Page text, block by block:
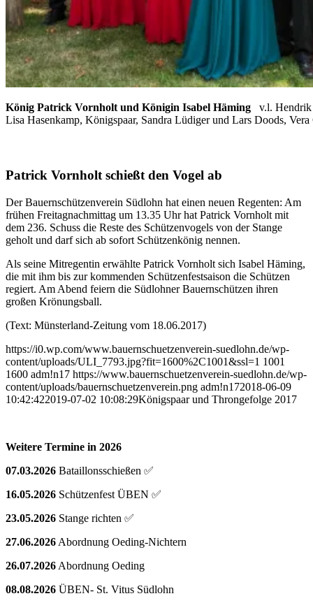
König Patrick Vornholt und Königin Isabel Häming
v.l.
Lisa Hasenkamp, Königspaar, Sandra Lüdiger und Lars Doods,
Patrick Vornholt schießt den Vogel ab
Der Bauernschützenverein Südlohn hat einen neuen Regenten: Am
frühen Freitagnachmittag um 13.35 Uhr hat Patrick Vornholt mit
dem 236. Schuss die Reste des Schützenvogels von der Stange
geholt und darf sich ab sofort Schützenkönig nennen.
Als seine Mitregentin erwählte Patrick Vornholt sich Isabel Häming,
die mit ihm bis zur kommenden Schützenfestsaison die Schützen
regiert. Am Abend feiern die Südlohner Bauernschützen ihren
großen Krönungsball.
(Text: Münsterland-Zeitung vom 18.06.2017)
https://i0.wp.com/www.bauernschuetzenverein-suedlohn.de/wp-
content/uploads/ULI_7793.jpg?fit=1600%2C1001&ssl=1 1001
1600 adm!n17 https://www.bauernschuetzenverein-suedlohn.de/wp-
content/uploads/bauernschuetzenverein.png adm!n172018-06-09
10:42:422019-07-02 10:08:29Königspaar und Throngefolge 2017
Weitere Termine in 2026
07.03.2026 Bataillonsschießen ✅
16.05.2026 Schützenfest ÜBEN ✅
23.05.2026 Stange richten ✅
27.06.2026 Abordnung Oeding-Nichtern
26.07.2026 Abordnung Oeding
08.08.2026 ÜBEN- St. Vitus Südlohn